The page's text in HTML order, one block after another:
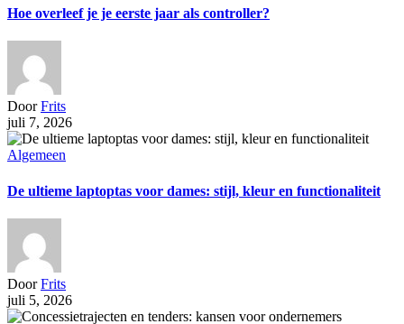
Hoe overleef je je eerste jaar als controller?
Door Frits
juli 7, 2026
Algemeen
De ultieme laptoptas voor dames: stijl, kleur en functionaliteit
Door Frits
juli 5, 2026